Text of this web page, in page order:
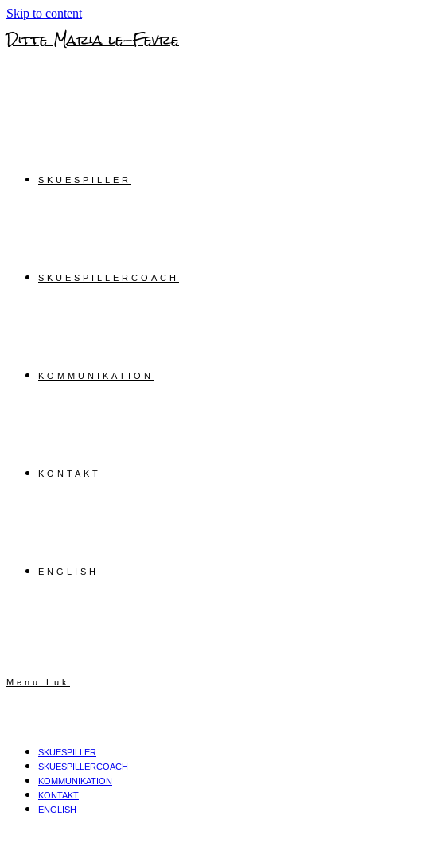
Skip to content
Ditte Maria le-Fevre
SKUESPILLER
SKUESPILLERCOACH
KOMMUNIKATION
KONTAKT
ENGLISH
Menu Luk
SKUESPILLER
SKUESPILLERCOACH
KOMMUNIKATION
KONTAKT
ENGLISH